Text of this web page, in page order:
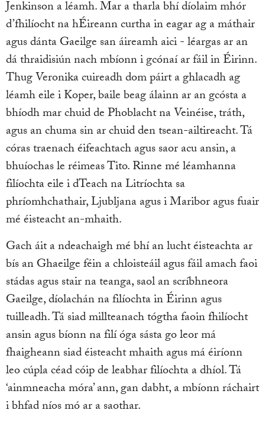
Jenkinson a léamh. Mar a tharla bhí díolaim mhór
d’fhilíocht na hÉireann curtha in eagar ag a máthair
agus dánta Gaeilge san áireamh aici - léargas ar an
dá thraidisiún nach mbíonn i gcónaí ar fáil in Éirinn.
Thug Veronika cuireadh dom páirt a ghlacadh ag
léamh eile i Koper, baile beag álainn ar an gcósta a
bhíodh mar chuid de Phoblacht na Veinéise, tráth,
agus an chuma sin ar chuid den tsean-ailtireacht. Tá
córas traenach éifeachtach agus saor acu ansin, a
bhuíochas le réimeas Tito. Rinne mé léamhanna
filíochta eile i dTeach na Litríochta sa
phríomhchathair, Ljubljana agus i Maribor agus fuair
mé éisteacht an-mhaith.
Gach áit a ndeachaigh mé bhí an lucht éisteachta ar
bís an Ghaeilge féin a chloisteáil agus fáil amach faoi
stádas agus stair na teanga, saol an scríbhneora
Gaeilge, díolachán na filíochta in Éirinn agus
tuilleadh. Tá siad millteanach tógtha faoin fhilíocht
ansin agus bíonn na filí óga sásta go leor má
fhaigheann siad éisteacht mhaith agus má éiríonn
leo cúpla céad cóip de leabhar filíochta a dhíol. Tá
‘ainmneacha móra’ ann, gan dabht, a mbíonn ráchairt
i bhfad níos mó ar a saothar.